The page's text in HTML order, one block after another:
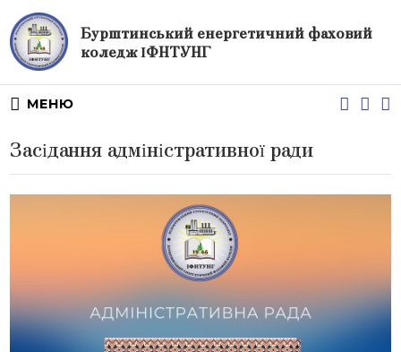
Бурштинський енергетичний фаховий
коледж ІФНТУНГ
МЕНЮ
Засідання адміністративної ради